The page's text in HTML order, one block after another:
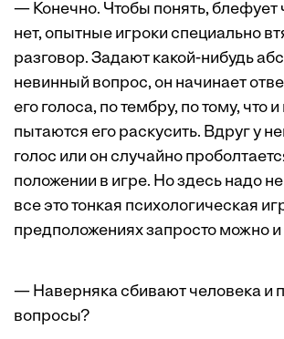
— Конечно. Чтобы понять, блефует
нет, опытные игроки специально
разговор. Задают какой-нибудь
невинный вопрос, он начинает
его голоса, по тембру, по тому, что
пытаются его раскусить. Вдруг у
голос или он случайно
положении в игре. Но здесь надо
все это тонкая психологическая
предположениях запросто можно
— Наверняка сбивают человека и
вопросы?